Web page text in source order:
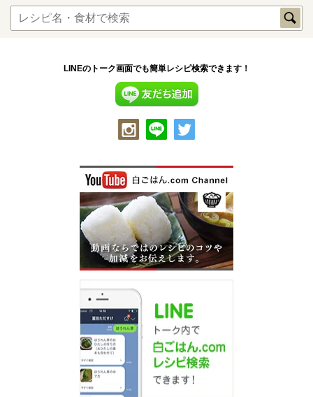
LINEのトーク画面でも簡単レシピ検索できます！